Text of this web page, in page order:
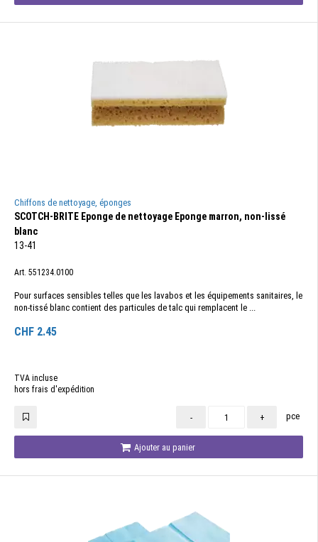
Chiffons de nettoyage, éponges
SCOTCH-BRITE Eponge de nettoyage Eponge marron, non-lissé
blanc
13-41
Art. 551234.0100
Pour surfaces sensibles telles que les lavabos et les équipements sanitaires, le
non-tissé blanc contient des particules de talc qui remplacent le ...
CHF 2.45
TVA incluse
hors frais d'expédition
- + pce
Ajouter au panier